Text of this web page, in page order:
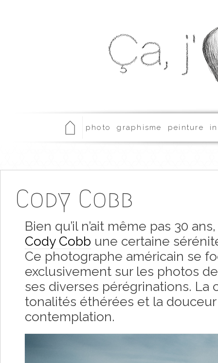
photo graphisme peinture
Cody Cobb
Bien qu’il n’ait même pas 30
Cody Cobb une certaine
Ce photographe américain se
exclusivement sur les photos
ses diverses pérégrinations. La
tonalités éthérées et la
contemplation.